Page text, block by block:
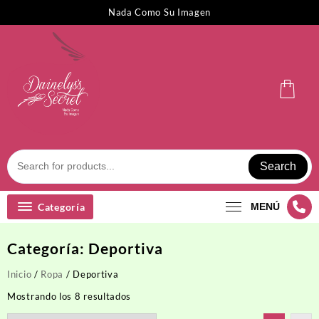
Nada Como Su Imagen
Search
Categoría MENÚ
Categoría: Deportiva
Inicio / Ropa / Deportiva
Mostrando los 8 resultados